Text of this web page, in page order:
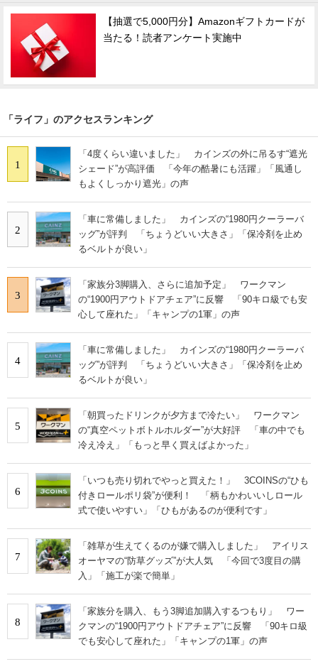
【抽選で5,000円分】Amazonギフトカードが
当たる！読者アンケート実施中
「ライフ」のアクセスランキング
1
「4度くらい違いました」 カインズの外に吊るす“遮光
シェード”が高評価 「今年の酷暑にも活躍」「風通し
もよくしっかり遮光」の声
2
「車に常備しました」 カインズの“1980円クーラーバ
ッグ”が評判 「ちょうどいい大きさ」「保冷剤を止め
るベルトが良い」
3
「家族分3脚購入、さらに追加予定」 ワークマン
の“1900円アウトドアチェア”に反響 「90キロ級でも安
心して座れた」「キャンプの1軍」の声
4
「車に常備しました」 カインズの“1980円クーラーバ
ッグ”が評判 「ちょうどいい大きさ」「保冷剤を止め
るベルトが良い」
5
「朝買ったドリンクが夕方まで冷たい」 ワークマン
の“真空ペットボトルホルダー”が大好評 「車の中でも
冷え冷え」「もっと早く買えばよかった」
6
「いつも売り切れでやっと買えた！」 3COINSの“ひも
付きロールポリ袋”が便利！ 「柄もかわいいしロール
式で使いやすい」「ひもがあるのが便利です」
7
「雑草が生えてくるのが嫌で購入しました」 アイリス
オーヤマの“防草グッズ”が大人気 「今回で3度目の購
入」「施工が楽で簡単」
8
「家族分を購入、もう3脚追加購入するつもり」 ワー
クマンの“1900円アウトドアチェア”に反響 「90キロ級
でも安心して座れた」「キャンプの1軍」の声